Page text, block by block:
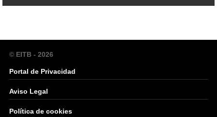
© EITB - 2026
Portal de Privacidad
Aviso Legal
Política de cookies